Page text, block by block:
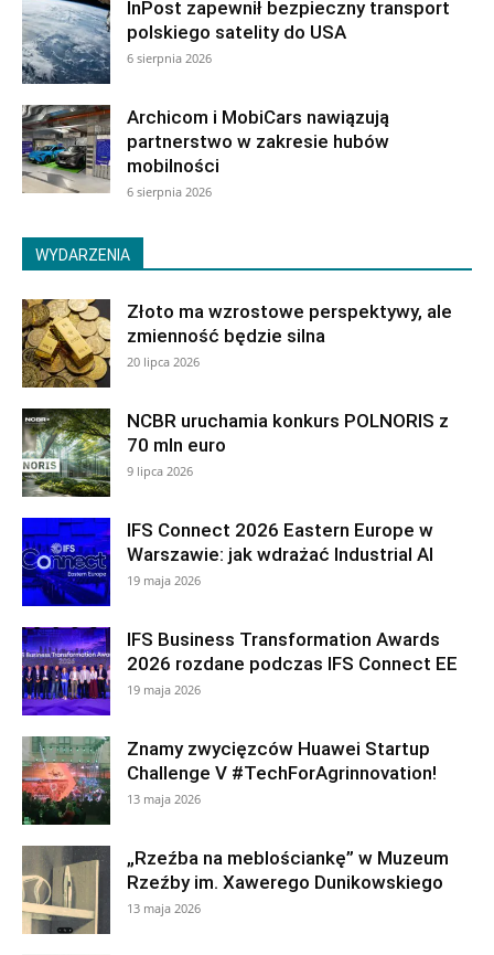
InPost zapewnił bezpieczny transport
polskiego satelity do USA
6 sierpnia 2026
Archicom i MobiCars nawiązują
partnerstwo w zakresie hubów
mobilności
6 sierpnia 2026
WYDARZENIA
Złoto ma wzrostowe perspektywy, ale
zmienność będzie silna
20 lipca 2026
NCBR uruchamia konkurs POLNORIS z
70 mln euro
9 lipca 2026
IFS Connect 2026 Eastern Europe w
Warszawie: jak wdrażać Industrial AI
19 maja 2026
IFS Business Transformation Awards
2026 rozdane podczas IFS Connect EE
19 maja 2026
Znamy zwycięzców Huawei Startup
Challenge V #TechForAgrinnovation!
13 maja 2026
„Rzeźba na meblościankę” w Muzeum
Rzeźby im. Xawerego Dunikowskiego
13 maja 2026